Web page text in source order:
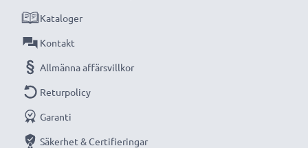
Kataloger
Kontakt
Allmänna affärsvillkor
Returpolicy
Garanti
Säkerhet & Certifieringar